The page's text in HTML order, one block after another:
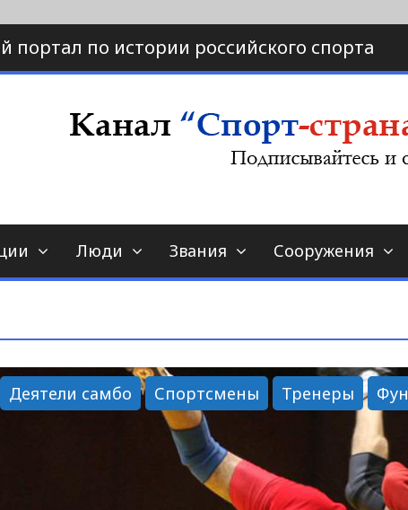
портал по истории российского спорта
страна.ру
по истории спорта
Люди Звания Сооружения
Деятели самбо Спортсмены Тренеры